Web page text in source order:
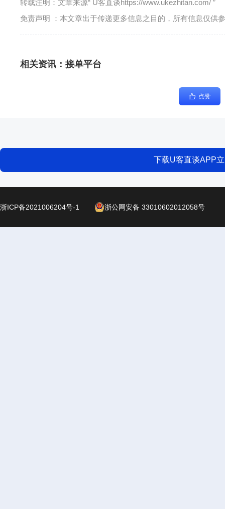
转载注明：文章来源“ U客直谈https://www.ukezhitan.com/ ”
免责声明 ：本文章出于传递更多信息之目的，所有信息仅供
相关资讯： 接单平台
点赞
下载U客直谈APP
浙ICP备2021006204号-1 浙公网安备 33010602012058号